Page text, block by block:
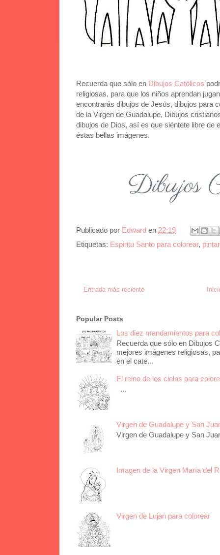
Recuerda que sólo en Dibujos Católicos
religiosas, para que los niños aprendan
encontrarás dibujos de Jesús, dibujos para
de la Virgen de Guadalupe, Dibujos
dibujos de Dios, así es que siéntete libre de
éstas bellas imágenes.
Publicado por Edward en 22:19
Etiquetas: Espiritu Santo para colorear,
Entrada más reciente
Popular Posts
Los diez mandamientos para
Recuerda que sólo en Dibujos
mejores imágenes religiosas,
en el cate...
El reino de los cielos para
...
Virgen de Guadalupe y San
Virgen de Guadalupe y San
Imagen de la Virgen María del
Virgen de Lujan para colorear